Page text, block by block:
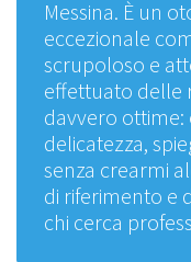
Messina. È un
eccezionale
scrupoloso e
effettuato delle
davvero ottime:
delicatezza,
senza crearmi
di riferimento e
chi cerca